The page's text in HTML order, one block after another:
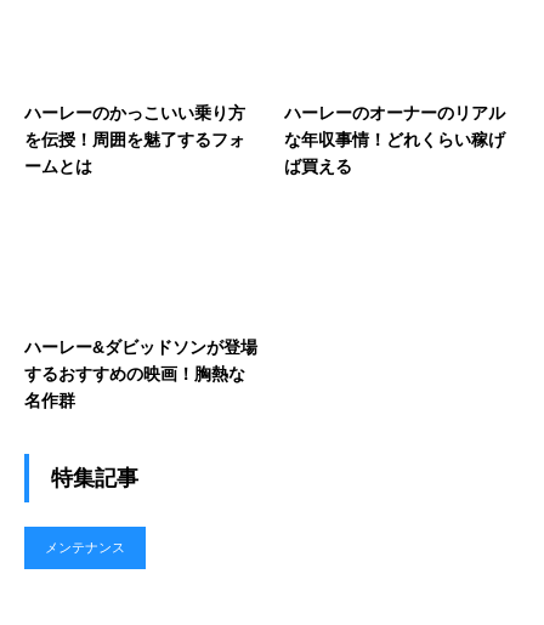
ハーレーのかっこいい乗り方
を伝授！周囲を魅了するフォ
ームとは
ハーレーのオーナーのリアル
な年収事情！どれくらい稼げ
ば買える
ハーレー&ダビッドソンが登場
するおすすめの映画！胸熱な
名作群
特集記事
メンテナンス